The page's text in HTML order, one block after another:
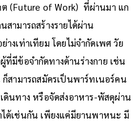
ต (Future of Work) ที่ผ่านมา แก
ามารถสร้างรายได้ผ่าน
างเท่าเทียม โดยไม่จำกัดเพศ วัย
ที่มีข้อจำกัดทางด้านร่างกาย เช่น
ก็สามารถสมัครเป็นพาร์ทเนอร์คน
ดินทาง หรือจัดส่งอาหาร-พัสดุผ่าน
ด้เช่นกัน เพียงแค่มียานพาหนะ มี